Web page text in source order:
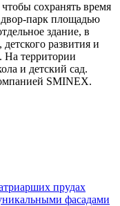
сохранять время
двор-парк площадью
здание, в
развития и
На территории
и детский сад.
SMINEX.
прудах
фасадами